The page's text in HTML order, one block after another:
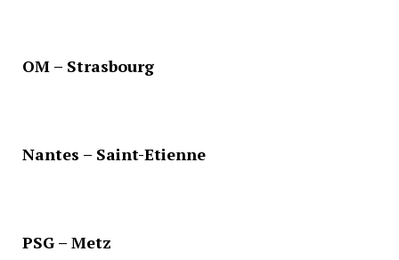
OM – Strasbourg
Nantes – Saint-Etienne
PSG – Metz